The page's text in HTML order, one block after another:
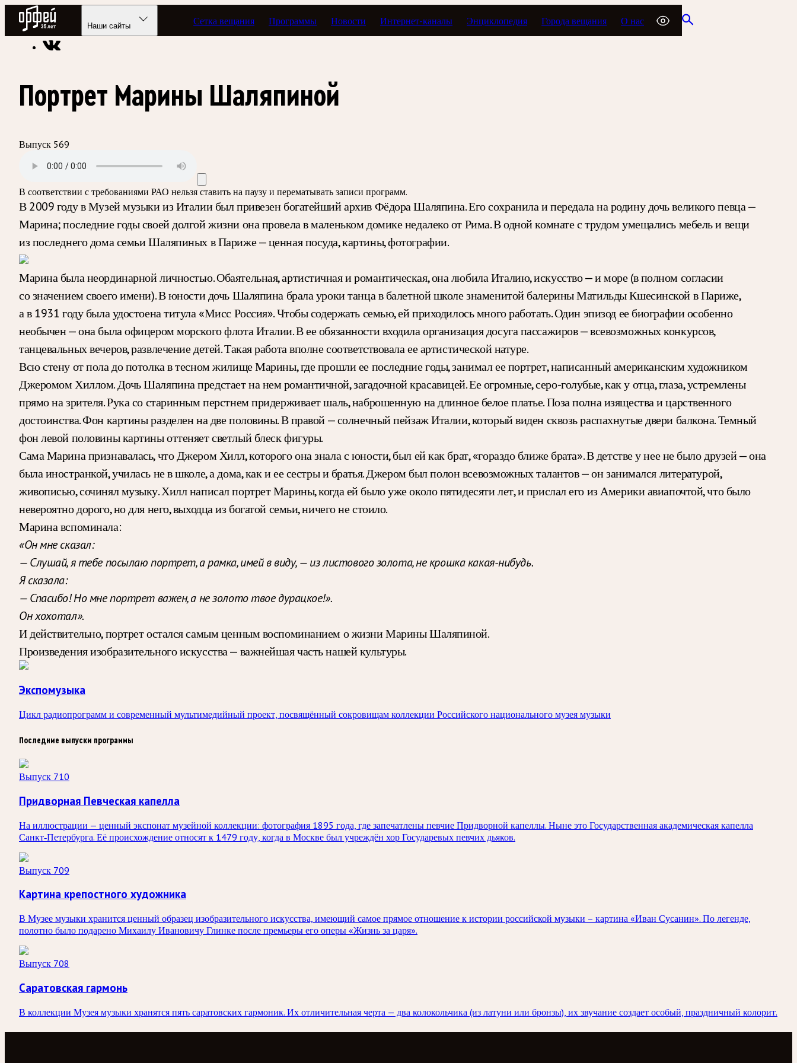
Радио Орфей
Наши сайты Сетка вещания Программы Новости Интернет-каналы Энциклопедия Города вещания О нас
Радио классической музыки «Орфей» Программы в эфире Экспомузыка
Портрет Марины Шаляпиной
Выпуск 569
В соответствии с требованиями РАО нельзя ставить на паузу и перематывать записи программ.
В 2009 году в Музей музыки из Италии был привезен богатейший архив Фёдора Шаляпина. Его сохранила и передала на родину дочь великого певца —
Марина; последние годы своей долгой жизни она провела в маленьком домике недалеко от Рима. В одной комнате с трудом умещались мебель и вещи
из последнего дома семьи Шаляпиных в Париже — ценная посуда, картины, фотографии.
Марина была неординарной личностью. Обаятельная, артистичная и романтическая, она любила Италию, искусство — и море (в полном согласии
со значением своего имени). В юности дочь Шаляпина брала уроки танца в балетной школе знаменитой балерины Матильды Кшесинской в Париже,
а в 1931 году была удостоена титула «Мисс Россия». Чтобы содержать семью, ей приходилось много работать. Один эпизод ее биографии особенно
необычен — она была офицером морского флота Италии. В ее обязанности входила организация досуга пассажиров — всевозможных конкурсов,
танцевальных вечеров, развлечение детей. Такая работа вполне соответствовала ее артистической натуре.
Всю стену от пола до потолка в тесном жилище Марины, где прошли ее последние годы, занимал ее портрет, написанный американским художником
Джеромом Хиллом. Дочь Шаляпина предстает на нем романтичной, загадочной красавицей. Ее огромные, серо-голубые, как у отца, глаза, устремлены
прямо на зрителя. Рука со старинным перстнем придерживает шаль, наброшенную на длинное белое платье. Поза полна изящества и царственного
достоинства. Фон картины разделен на две половины. В правой — солнечный пейзаж Италии, который виден сквозь распахнутые двери балкона. Темный
фон левой половины картины оттеняет светлый блеск фигуры.
Сама Марина признавалась, что Джером Хилл, которого она знала с юности, был ей как брат, «гораздо ближе брата». В детстве у нее не было друзей — она
была иностранкой, училась не в школе, а дома, как и ее сестры и братья. Джером был полон всевозможных талантов — он занимался литературой,
живописью, сочинял музыку. Хилл написал портрет Марины, когда ей было уже около пятидесяти лет, и прислал его из Америки авиапочтой, что было
невероятно дорого, но для него, выходца из богатой семьи, ничего не стоило.
Марина вспоминала:
«Он мне сказал:
— Слушай, я тебе посылаю портрет, а рамка, имей в виду, — из листового золота, не крошка какая-нибудь.
Я сказала:
— Спасибо! Но мне портрет важен, а не золото твое дурацкое!».
Он хохотал».
И действительно, портрет остался самым ценным воспоминанием о жизни Марины Шаляпиной.
Произведения изобразительного искусства — важнейшая часть нашей культуры.
Экспомузыка
Цикл радиопрограмм и современный мультимедийный проект, посвящённый сокровищам коллекции Российского национального музея музыки
Последние выпуски программы
Выпуск 710
Придворная Певческая капелла
На иллюстрации — ценный экспонат музейной коллекции: фотография 1895 года, где запечатлены певчие Придворной капеллы. Ныне это Государственная академическая капелла
Санкт‑Петербурга. Её происхождение относят к 1479 году, когда в Москве был учреждён хор Государевых певчих дьяков.
Выпуск 709
Картина крепостного художника
В Музее музыки хранится ценный образец изобразительного искусства, имеющий самое прямое отношение к истории российской музыки – картина «Иван Сусанин». По легенде,
полотно было подарено Михаилу Ивановичу Глинке после премьеры его оперы «Жизнь за царя».
Выпуск 708
Саратовская гармонь
В коллекции Музея музыки хранятся пять саратовских гармоник. Их отличительная черта — два колокольчика (из латуни или бронзы), их звучание создает особый, праздничный колорит.